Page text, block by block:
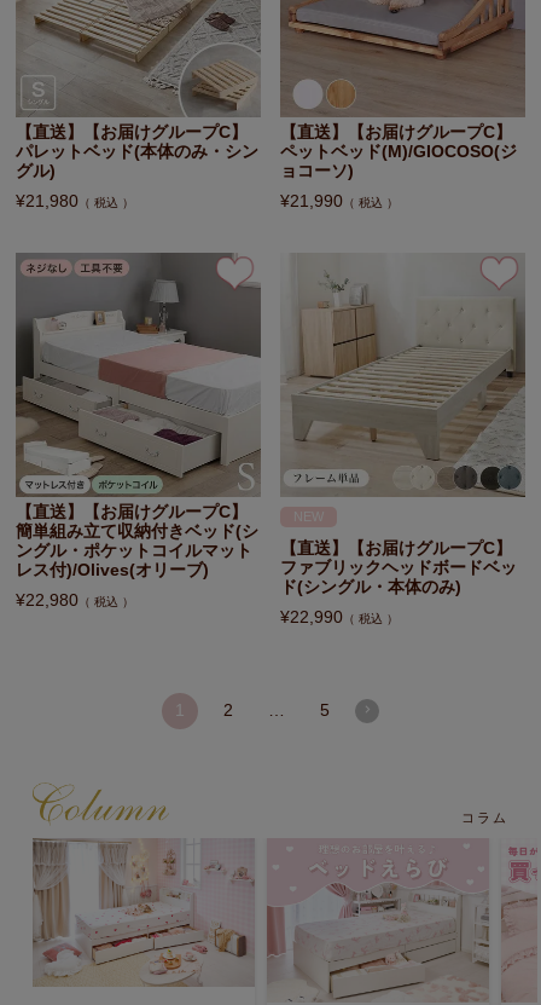
【直送】【お届けグループC】
パレットベッド(本体のみ・シン
グル)
¥21,980 税込
【直送】【お届けグループC】
ペットベッド(M)/GIOCOSO(ジ
ョコーソ)
¥21,990 税込
【直送】【お届けグループC】
簡単組み立て収納付きベッド(シ
ングル・ポケットコイルマット
レス付)/Olives(オリーブ)
¥22,980 税込
NEW
【直送】【お届けグループC】
ファブリックヘッドボードベッ
ド(シングル・本体のみ)
¥22,990 税込
1 2 … 5
コラム